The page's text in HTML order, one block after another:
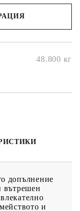
за съхранение под
да бъдат здраво
маса е
нотка
за
красиви, ви
покривало.
48.800 кг
допълнение
вътрешен
и